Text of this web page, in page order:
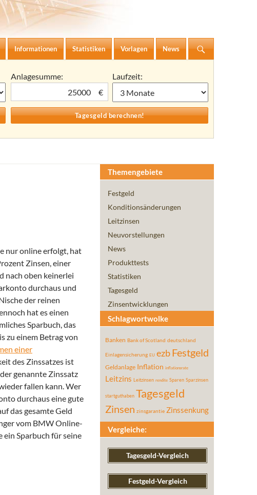
Informationen Statistiken Vorlagen News
Anlagesumme:
€
Laufzeit:
nur online erfolgt, hat
Zinsen, einer
nach oben keinerlei
durchaus und
der reinen
hat es einen
Sparbuch, das
zu einem Betrag von
einer
des Zinssatzes ist
genannte Zinssatz
fallen kann. Wer
durchaus eine gute
das gesamte Geld
vom BMW Online-
ein Sparbuch für seine
Themengebiete
Festgeld
Konditionsänderungen
Leitzinsen
Neuvorstellungen
News
Produkttests
Statistiken
Tagesgeld
Zinsentwicklungen
Schlagwortwolke
Banken Bank of Scotland deutschland
Einlagensicherung EU ezbFestgeld
Geldanlage Inflation inflationsrate
Leitzins Leitzinsen rendite Sparen Sparzinsen
startguthaben Tagesgeld
Zinsen zinsgarantie Zinssenkung
Vergleiche:
Tagesgeld-Vergleich
Festgeld-Vergleich